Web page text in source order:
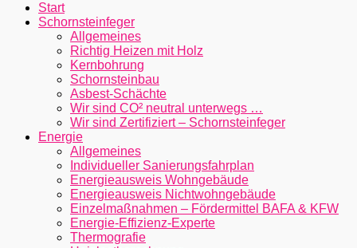
Start
Schornsteinfeger
Allgemeines
Richtig Heizen mit Holz
Kernbohrung
Schornsteinbau
Asbest-Schächte
Wir sind CO² neutral unterwegs …
Wir sind Zertifiziert – Schornsteinfeger
Energie
Allgemeines
Individueller Sanierungsfahrplan
Energieausweis Wohngebäude
Energieausweis Nichtwohngebäude
Einzelmaßnahmen – Fördermittel BAFA & KFW
Energie-Effizienz-Experte
Thermografie